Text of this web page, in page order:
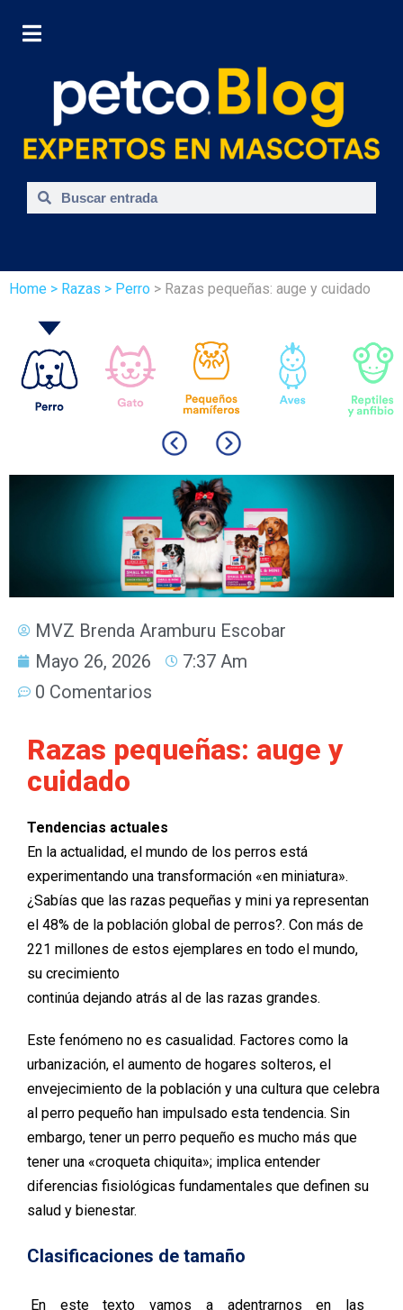
Home > Razas > Perro > Razas pequeñas: auge y cuidado
MVZ Brenda Aramburu Escobar
Mayo 26, 2026
7:37 Am
0 Comentarios
Razas pequeñas: auge y
cuidado
Tendencias actuales
En la actualidad, el mundo de los perros está
experimentando una transformación «en miniatura».
¿Sabías que las razas pequeñas y mini ya representan
el 48% de la población global de perros?. Con más de
221 millones de estos ejemplares en todo el mundo,
su crecimiento
continúa dejando atrás al de las razas grandes.
Este fenómeno no es casualidad. Factores como la
urbanización, el aumento de hogares solteros, el
envejecimiento de la población y una cultura que celebra
al perro pequeño han impulsado esta tendencia. Sin
embargo, tener un perro pequeño es mucho más que
tener una «croqueta chiquita»; implica entender
diferencias fisiológicas fundamentales que definen su
salud y bienestar.
Clasificaciones de tamaño
En este texto vamos a adentrarnos en las